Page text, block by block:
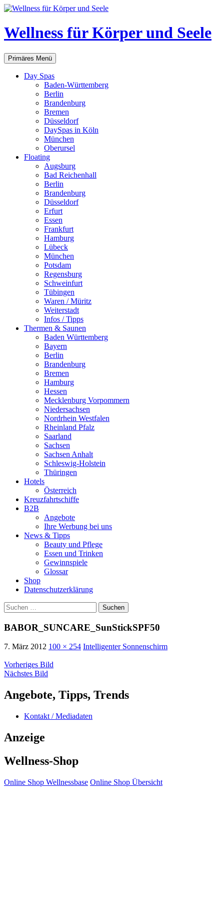
Zum
springen
Wellness für Körper und Seele
Suchen
Primäres Menü
Day Spas
Baden-Württemberg
Berlin
Brandenburg
Bremen
Düsseldorf
DaySpas in Köln
München
Oberursel
Floating
Augsburg
Bad Reichenhall
Berlin
Brandenburg
Düsseldorf
Erfurt
Essen
Frankfurt
Hamburg
Lübeck
München
Potsdam
Regensburg
Schweinfurt
Tübingen
Waren / Müritz
Weiterstadt
Infos / Tipps
Thermen & Saunen
Baden Württemberg
Bayern
Berlin
Brandenburg
Bremen
Hamburg
Hessen
Mecklenburg Vorpommern
Niedersachsen
Nordrhein Westfalen
Rheinland Pfalz
Saarland
Sachsen
Sachsen Anhalt
Schleswig-Holstein
Thüringen
Hotels
Österreich
Kreuzfahrtschiffe
B2B
Angebote
Ihre Werbung bei uns
News & Tipps
Beauty und Pflege
Essen und Trinken
Gewinnspiele
Glossar
Shop
Datenschutzerklärung
Suchen
nach:
BABOR_SUNCARE_SunStickSPF50
7. März 2012 100 × 254 Intelligenter Sonnenschirm
Vorheriges Bild
Nächstes Bild
Angebote, Tipps, Trends
Kontakt / Mediadaten
Anzeige
Wellness-Shop
Online Shop Wellnessbase Online Shop Übersicht